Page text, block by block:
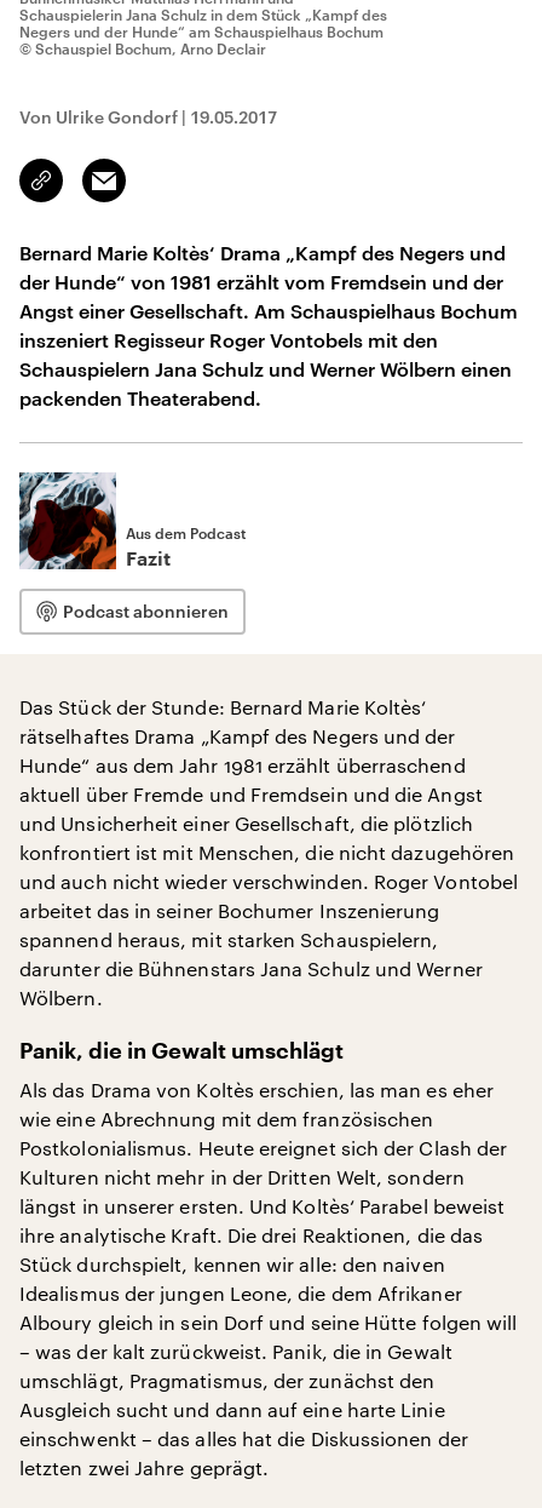
Schauspielerin Jana Schulz in dem Stück „Kampf des
Negers und der Hunde“ am Schauspielhaus Bochum
© Schauspiel Bochum, Arno Declair
Von Ulrike Gondorf | 19.05.2017
Link
kopieren/teilen
Email
Bernard Marie Koltès‘ Drama „Kampf des Negers und
der Hunde“ von 1981 erzählt vom Fremdsein und der
Angst einer Gesellschaft. Am Schauspielhaus Bochum
inszeniert Regisseur Roger Vontobels mit den
Schauspielern Jana Schulz und Werner Wölbern einen
packenden Theaterabend.
Aus dem Podcast
Fazit
Podcast abonnieren
Das Stück der Stunde: Bernard Marie Koltès‘
rätselhaftes Drama „Kampf des Negers und der
Hunde“ aus dem Jahr 1981 erzählt überraschend
aktuell über Fremde und Fremdsein und die Angst
und Unsicherheit einer Gesellschaft, die plötzlich
konfrontiert ist mit Menschen, die nicht dazugehören
und auch nicht wieder verschwinden. Roger Vontobel
arbeitet das in seiner Bochumer Inszenierung
spannend heraus, mit starken Schauspielern,
darunter die Bühnenstars Jana Schulz und Werner
Wölbern.
Panik, die in Gewalt umschlägt
Als das Drama von Koltès erschien, las man es eher
wie eine Abrechnung mit dem französischen
Postkolonialismus. Heute ereignet sich der Clash der
Kulturen nicht mehr in der Dritten Welt, sondern
längst in unserer ersten. Und Koltès‘ Parabel beweist
ihre analytische Kraft. Die drei Reaktionen, die das
Stück durchspielt, kennen wir alle: den naiven
Idealismus der jungen Leone, die dem Afrikaner
Alboury gleich in sein Dorf und seine Hütte folgen will
– was der kalt zurückweist. Panik, die in Gewalt
umschlägt, Pragmatismus, der zunächst den
Ausgleich sucht und dann auf eine harte Linie
einschwenkt – das alles hat die Diskussionen der
letzten zwei Jahre geprägt.